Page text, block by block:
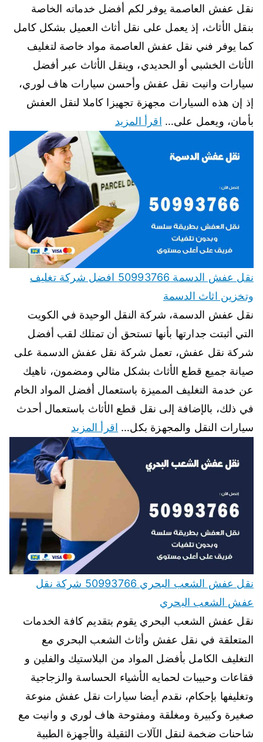
نقل عفش العاصمة يوفر لكم أفضل خدماته الخاصة
بنقل الأثاث، إذ يعمل على نقل أثاث العميل بشكل كامل
كما يوفر فني نقل عفش العاصمة مواد خاصة لتغليف
الأثاث الخشبي أو الحديدي، وينقل الأثاث عبر أفضل
سيارات وانيت نقل عفش وأحسن سيارات هاف لوري،
إذ إن هذه السيارات مجهزة تجهيزا كاملا لنقل العفش
بأمان، ويعمل على… اقرأ المزيد
نقل عفش الدسمة 50993766 افضل شركة تغليف
وتخزين اثاث الدسمة
نقل عفش الدسمة، شركة النقل الوحيدة في الكويت
التي أثبتت جدارتها بأنها تستحق أن تمتلك لقب أفضل
شركة نقل عفش، تعمل شركة نقل عفش الدسمة على
صيانة جميع قطع الأثاث بشكل مثالي ومضمون، ناهيك
عن خدمة التغليف المميزة باستعمال أفضل المواد الخام
في ذلك، بالإضافة إلى نقل قطع الأثاث باستعمال أحدث
سيارات النقل والمجهزة بكل… اقرأ المزيد
نقل عفش الشعب البحري 50993766 شركة نقل
عفش الشعب البحري
نقل عفش الشعب البحري يقوم بتقديم كافة الخدمات
المتعلقة في نقل عفش وأثاث الشعب البحري مع
التغليف الكامل بأفضل المواد من البلاستيك والفلين و
فقاعات وحبيبات لحمايه الأشياء الحساسة والزجاجية
وتغليفها بإحكام، نقدم أيضا سيارات نقل عفش منوعة
صغيرة وكبيرة ومغلقة ومفتوحة هاف لوري و وانيت مع
شاحنات ضخمة لنقل الآلات الثقيلة والأجهزة الطبية